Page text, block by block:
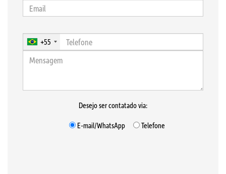
+55
Desejo ser contatado via:
E-mail/WhatsApp
Telefone